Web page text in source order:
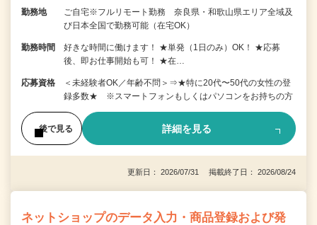
勤務地
ご自宅※フルリモート勤務 奈良県・和歌山県エリア全域及
び日本全国で勤務可能（在宅OK）
勤務時間
好きな時間に働けます！ ★単発（1日のみ）OK！ ★応募
後、即お仕事開始も可！ ★在…
応募資格
＜未経験者OK／年齢不問＞⇒★特に20代〜50代の女性の登
録多数★ ※スマートフォンもしくはパソコンをお持ちの方
後で見る 詳細を見る
更新日： 2026/07/31 掲載終了日： 2026/08/24
ネットショップのデータ入力・商品登録および発